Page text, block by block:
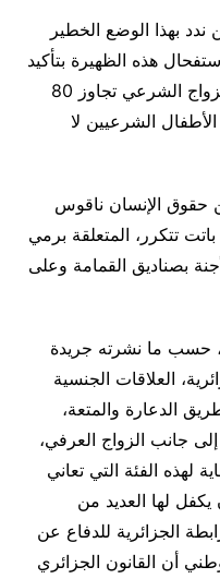
بهذا الوضع الخطير
هذه الظهيرة بتأكيد
أن عدد الأطفال المولودين خارج الزواج الشرعي تجاوز 80
الشرعيين لا
حقوق الإنسان ناقوس
تتكرر، المتعلقة برمي
بصناديق القمامة وعلى
حسب ما نشرته جريدة
العلاقات الجنسية
الدعارة والمتعة،
جانب الزواج العرفي،
لهذه الفئة التي تعاني
يكفل لها العديد من
الجزائرية للدفاع عن
أن القانون الجزائري